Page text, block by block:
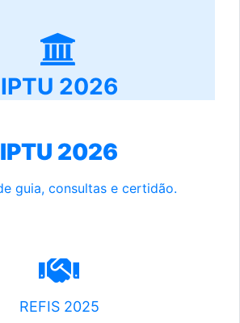
IPTU 2026
IPTU 2026
guia, consultas e certidão.
REFIS 2025